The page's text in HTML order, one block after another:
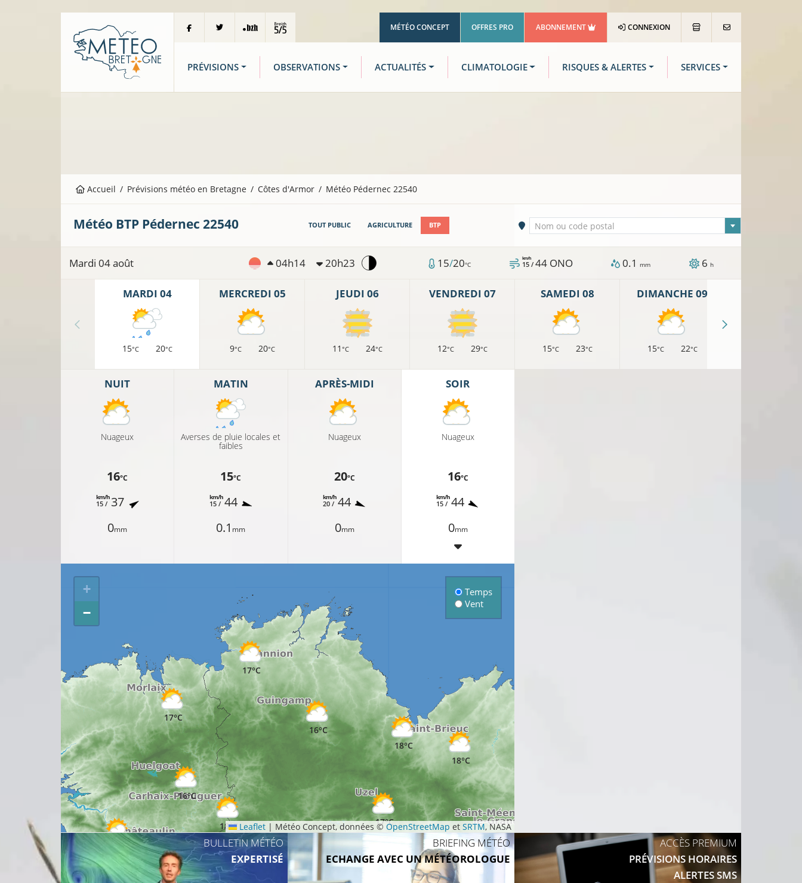
MÉTÉO CONCEPT OFFRES PRO ABONNEMENT CONNEXION
PRÉVISIONS OBSERVATIONS ACTUALITÉS CLIMATOLOGIE RISQUES & ALERTES SERVICES
Accueil Prévisions météo en Bretagne Côtes d'Armor Météo Pédernec 22540
Météo BTP Pédernec 22540 TOUT PUBLIC AGRICULTURE BTP Ville sélectionnée
Nom ou code postal
Mardi 04 août 04h14 20h23 15/20°C 15 /
km/h 44 ONO 0.1 mm 6 h
MARDI 04
15°C 20°C
MERCREDI 05
9°C 20°C
JEUDI 06
11 °C 24°C
VENDREDI 07
12°C 29°C
SAMEDI 08
15°C 23°C
DIMANCHE 09
15°C 22°C
NUIT
Nuageux
16°C
15 /
km/h 37
0mm
MATIN
Averses de pluie locales et
faibles
15°C
15 /
km/h44
0.1 mm
APRÈS-MIDI
Nuageux
20°C
20 /
km/h44
0mm
SOIR
Nuageux
16°C
15 /
km/h44
0mm
18°C
17°C
16°C
17°C
16°C
18°C
17°C
18°C
17°C
19°C
+
−
Temps
Vent
Leaflet | Météo Concept, données © OpenStreetMap et SRTM, NASA
BULLETIN MÉTÉO
EXPERTISÉ
BRIEFING MÉTÉO
ECHANGE AVEC UN MÉTÉOROLOGUE
ACCÈS PREMIUM
PRÉVISIONS HORAIRES
ALERTES SMS